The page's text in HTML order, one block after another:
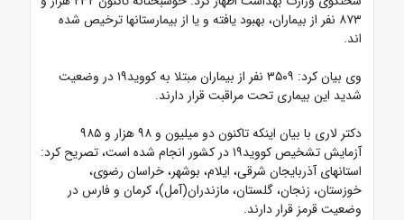
۸۷۳ نفر از بیماران، بهبود یافته و یا از بیمارستانها ترخیص شده
اند.
وی بیان کرد: ۳۵۰۹ نفر از بیماران مبتلا به کووید۱۹ در وضعیت
شدید این بیماری تحت مراقبت قرار دارند.
دکتر لاری با بیان اینکه تاکنون دو میلیون و ۹۸ هزار و ۹۸۵
آزمایش تشخیص کووید۱۹ در کشور انجام شده است، تصریح کرد:
استانهای آذربایجان شرقی، ایلام، بوشهر، خراسان رضوی،
خوزستان، زنجان، گلستان، مازندران(آمل)، کرمان و فارس در
وضعیت قرمز قرار دارند.